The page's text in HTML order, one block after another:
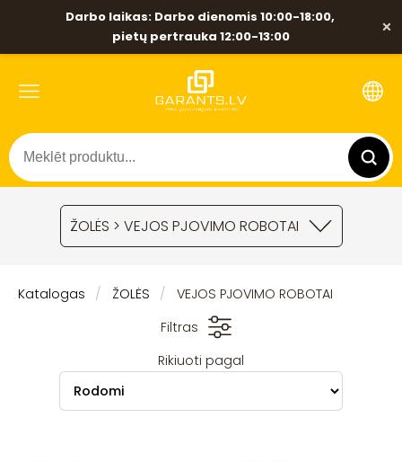
Darbo laikas: Darbo dienomis 10:00-18:00,
pietų pertrauka 12:00-13:00
×
ŽOLĖS > VEJOS PJOVIMO ROBOTAI
Katalogas ŽOLĖS
VEJOS PJOVIMO ROBOTAI
Filtras
Rikiuoti pagal